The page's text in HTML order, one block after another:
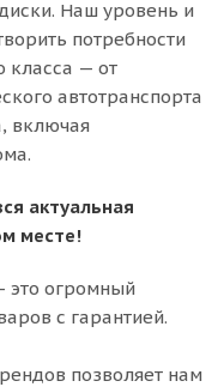
Наш уровень и
потребности
класса — от
автотранспорта
включая
актуальная
месте!
это огромный
с гарантией.
позволяет нам